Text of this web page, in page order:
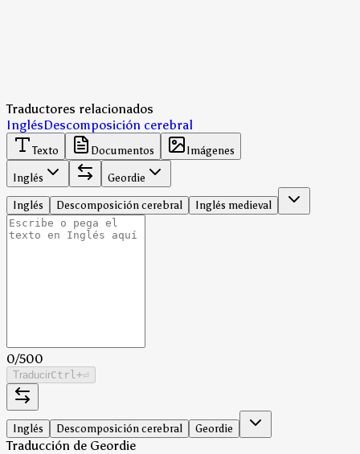
Traductores relacionados
InglésDescomposición cerebral
Texto Documentos
Imágenes
Inglés
Geordie
Inglés
Descomposición cerebral Inglés medieval
0/500
TraducirCtrl +⏎
Inglés Descomposición cerebral Geordie
Traducción de Geordie